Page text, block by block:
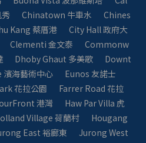
Chinatown 牛車水
Chines
Kang 蔡厝港
City Hall 政府大
Clementi 金文泰​​
Commonw
Dhoby Ghaut 多美歌
Downt
濱海藝術中心
Eunos 友諾士
花拉公園
Farrer Road 花拉
港灣
Haw Par Villa 虎
Village 荷蘭村
Hougang
East 裕廊東
Jurong West